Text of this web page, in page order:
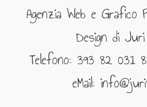
Agenzia Web e Grafico
Design di
Telefono: 393 82 031
eMail: